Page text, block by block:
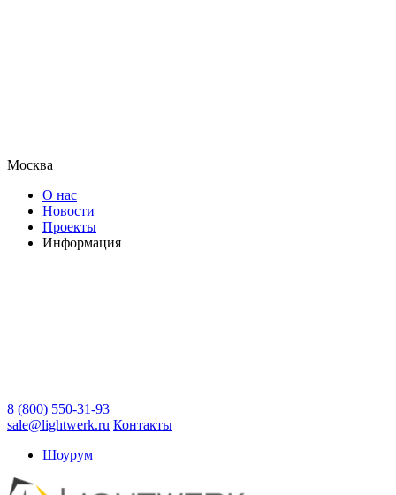
Москва
О нас
Новости
Проекты
Информация
8 (800) 550-31-93
sale@lightwerk.ru Контакты
Шоурум